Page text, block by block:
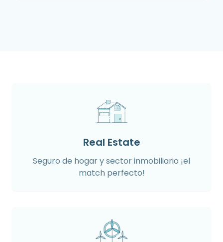
Real Estate
Seguro de hogar y sector inmobiliario ¡el
match perfecto!